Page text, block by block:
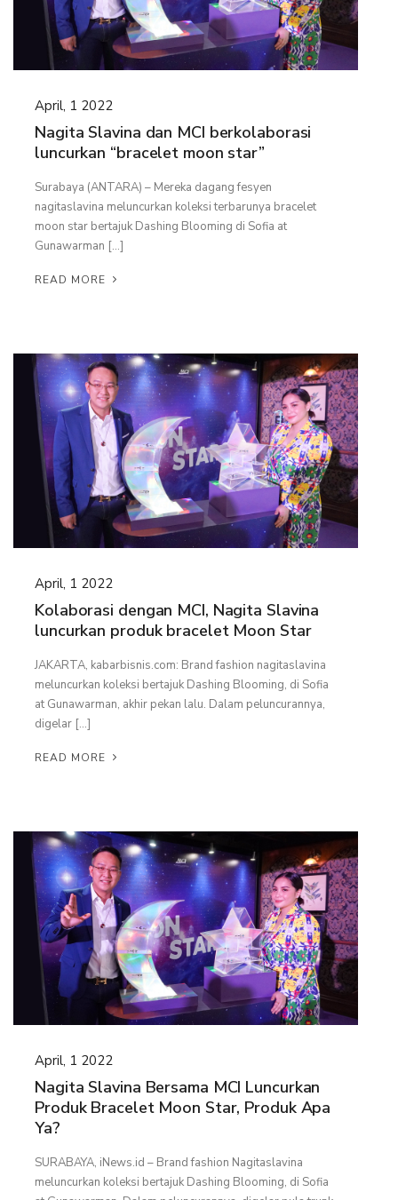
April, 1 2022
Nagita Slavina dan MCI berkolaborasi
luncurkan “bracelet moon star”
Surabaya (ANTARA) – Mereka dagang fesyen
nagitaslavina meluncurkan koleksi terbarunya bracelet
moon star bertajuk Dashing Blooming di Sofia at
Gunawarman […]
READ MORE
April, 1 2022
Kolaborasi dengan MCI, Nagita Slavina
luncurkan produk bracelet Moon Star
JAKARTA, kabarbisnis.com: Brand fashion nagitaslavina
meluncurkan koleksi bertajuk Dashing Blooming, di Sofia
at Gunawarman, akhir pekan lalu. Dalam peluncurannya,
digelar […]
READ MORE
April, 1 2022
Nagita Slavina Bersama MCI Luncurkan
Produk Bracelet Moon Star, Produk Apa
Ya?
SURABAYA, iNews.id – Brand fashion Nagitaslavina
meluncurkan koleksi bertajuk Dashing Blooming, di Sofia